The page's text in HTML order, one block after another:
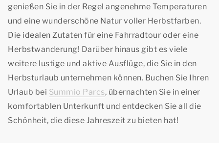
genießen Sie in der Regel angenehme Temperaturen
und eine wunderschöne Natur voller Herbstfarben.
Die idealen Zutaten für eine Fahrradtour oder eine
Herbstwanderung! Darüber hinaus gibt es viele
weitere lustige und aktive Ausflüge, die Sie in den
Herbsturlaub unternehmen können. Buchen Sie Ihren
Urlaub bei Summio Parcs, übernachten Sie in einer
komfortablen Unterkunft und entdecken Sie all die
Schönheit, die diese Jahreszeit zu bieten hat!